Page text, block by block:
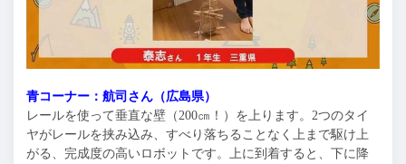
青コーナー：航司さん（広島県）
レールを使って垂直な壁（200㎝！）を上ります。2つのタイ
ヤがレールを挟み込み、すべり落ちることなく上まで駆け上
がる、完成度の高いロボットです。上に到着すると、下に降